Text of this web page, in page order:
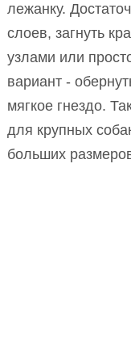
лежанку.
слоев, загнуть
узлами или
вариант -
мягкое гнездо.
для крупных
больших